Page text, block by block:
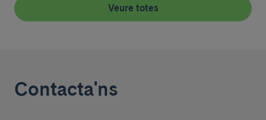
Veure totes
Contacta'ns